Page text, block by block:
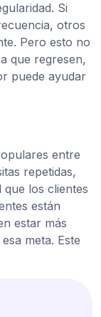
Si
otros
Pero esto no
que regresen,
puede ayudar
entre
repetidas,
que los clientes
están
estar más
meta. Este